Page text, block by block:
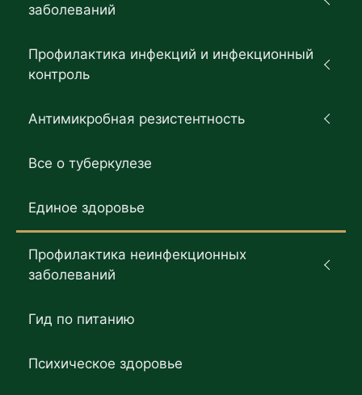
заболеваний
Профилактика инфекций и инфекционный
контроль
Антимикробная резистентность
Все о туберкулезе
Единое здоровье
Профилактика неинфекционных
заболеваний
Гид по питанию
Психическое здоровье